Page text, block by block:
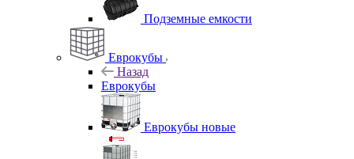
Подземные емкости
Еврокубы
Назад
Еврокубы
Еврокубы новые